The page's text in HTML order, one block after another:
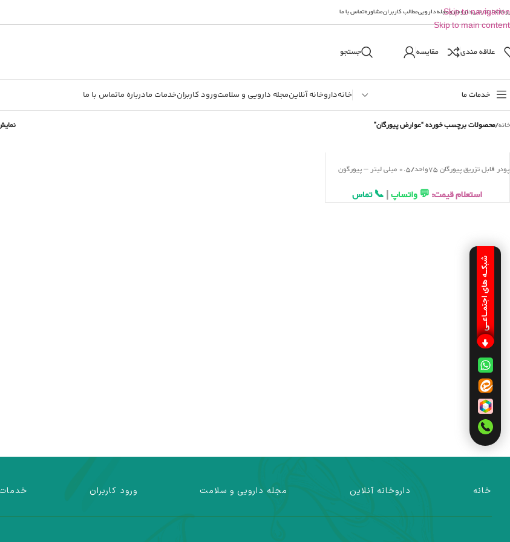
Skip to navigation
Skip to main content
اینترنتی دارومارومجله داروییمطالب کاربرانمشاورهتماس با ما
علاقه مندی مقایسه جستجو
خدمات ما خانهداروخانه آنلاینمجله دارویی و سلامتورود کاربرانخدمات مادرباره ماتماس با ما
خانه/محصولات برچسب خورده “عوارض پیورگان”
پودر قابل تزریق پیورگان 75واحد/0.5 میلی لیتر – پیورگون
استعلام قیمت:💬 واتساپ|📞 تماس
خانه داروخانه آنلاین مجله دارویی و سلامت ورود کاربران
شبکـه های اجتمـاعـی